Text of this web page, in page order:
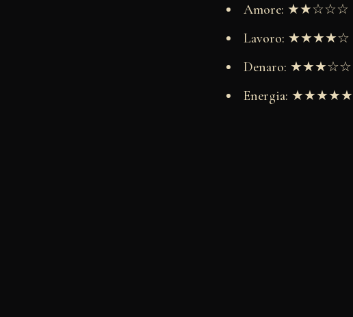
Amore: ★★☆☆☆
Lavoro: ★★★★☆
Denaro: ★★★☆☆
Energia: ★★★★★